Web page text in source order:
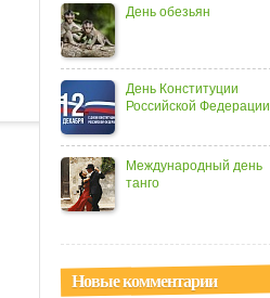
День обезьян
День Конституции
Российской Федерации
Международный день
танго
Новые комментарии